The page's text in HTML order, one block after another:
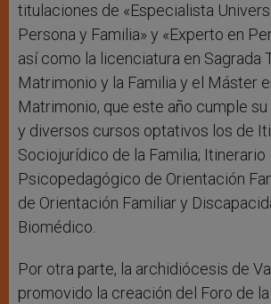
titulaciones de «Especialista
Persona y Familia» y «Experto en
así como la licenciatura en Sagrada
Matrimonio y la Familia y el Máster
Matrimonio, que este año cumple
y diversos cursos optativos los de
Sociojurídico de la Familia; Itinerario
Psicopedagógico de Orientación
de Orientación Familiar y
Biomédico.
Por otra parte, la archidiócesis de
promovido la creación del Foro de la